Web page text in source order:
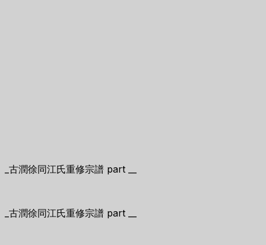
_古潤徐同江氏重修宗譜 part __
_古潤徐同江氏重修宗譜 part __